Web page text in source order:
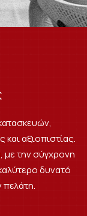
αξιοπιστίας.
με την σύγχρονη
δυνατό